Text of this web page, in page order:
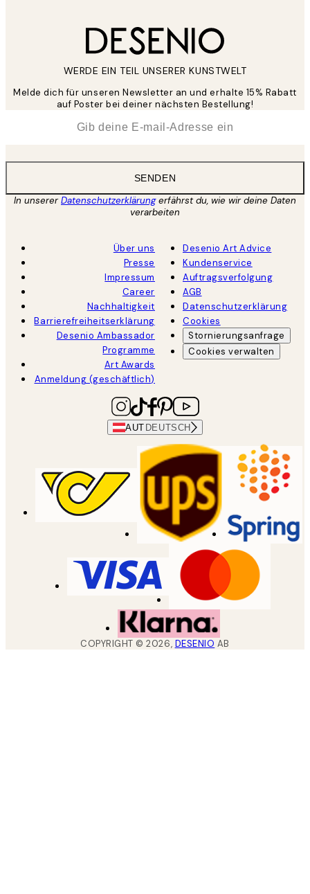
WERDE EIN TEIL UNSERER KUNSTWELT
Melde dich für unseren Newsletter an und erhalte 15% Rabatt
auf Poster bei deiner nächsten Bestellung!
SENDEN
In unsererDatenschutzerklärungerfährst du, wie wir deine Daten
verarbeiten
Über uns
Presse
Impressum
Career
Nachhaltigkeit
Barrierefreiheitserklärung
Desenio Ambassador
Programme
Art Awards
Anmeldung (geschäftlich)
Desenio Art Advice
Kundenservice
Auftragsverfolgung
AGB
Datenschutzerklärung
Cookies
Stornierungsanfrage
Cookies verwalten
AUT DEUTSCH
COPYRIGHT ©2026, DESENIO AB